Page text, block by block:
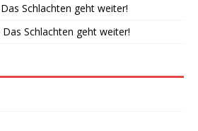
Schlachten geht weiter!
Das Schlachten geht weiter!